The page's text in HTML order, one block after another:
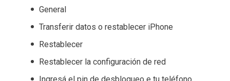
General
Transferir datos o restablecer iPhone
Restablecer
Restablecer la configuración de red